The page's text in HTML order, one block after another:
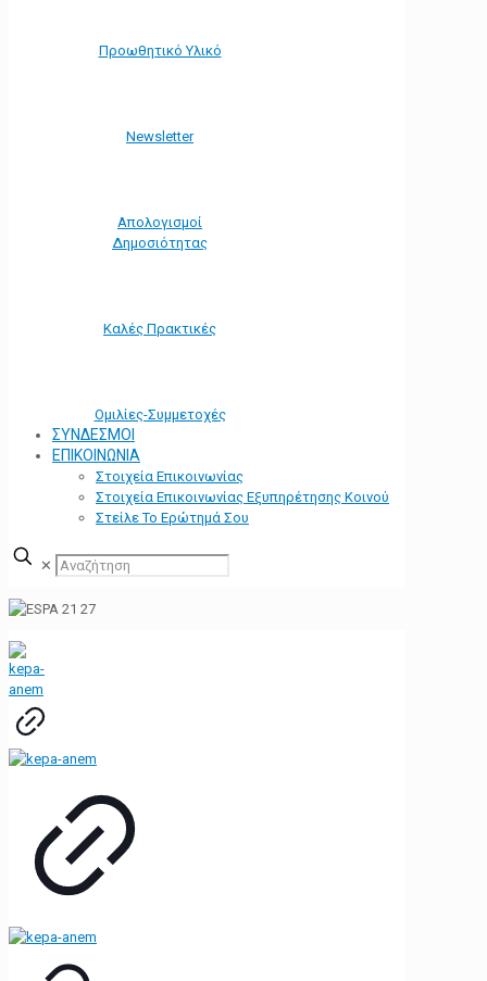
Προωθητικό Υλικό
Νewsletter
Απολογισμοί
Δημοσιότητας
Καλές Πρακτικές
Ομιλίες-Συμμετοχές
ΣΥΝΔΕΣΜΟΙ
ΕΠΙΚΟΙΝΩΝΙΑ
Στοιχεία Επικοινωνίας
Στοιχεία Επικοινωνίας Εξυπηρέτησης Κοινού
Στείλε Το Ερώτημά Σου
✕